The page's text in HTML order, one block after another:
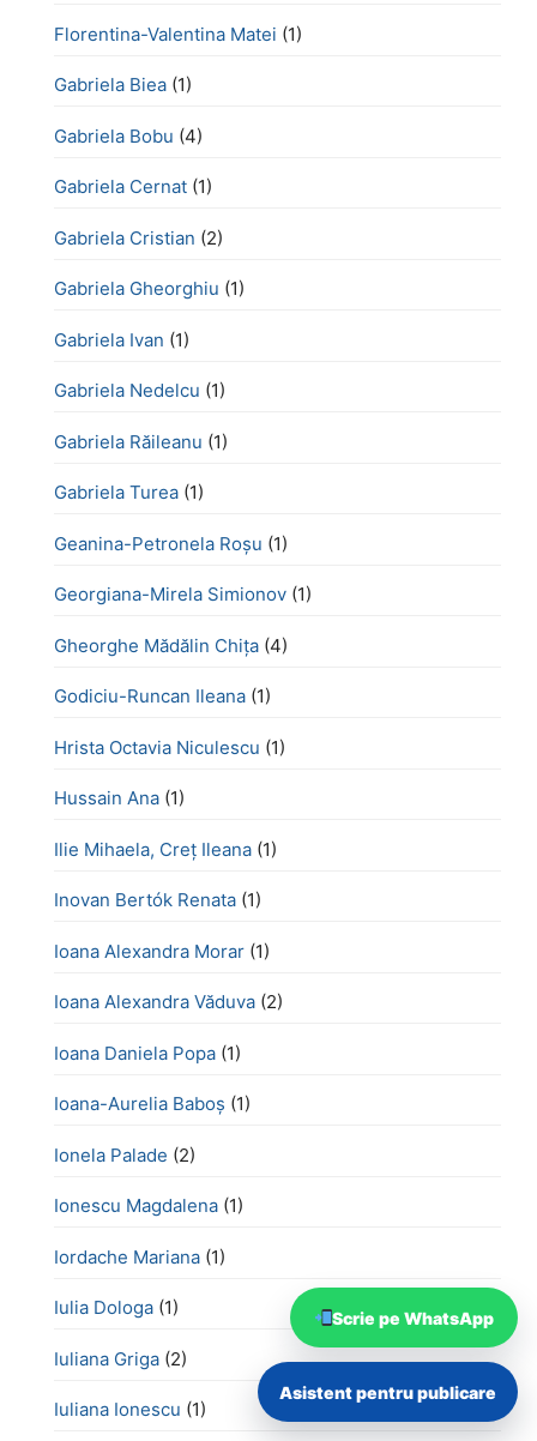
Florentina-Valentina Matei (1)
Gabriela Biea (1)
Gabriela Bobu (4)
Gabriela Cernat (1)
Gabriela Cristian (2)
Gabriela Gheorghiu (1)
Gabriela Ivan (1)
Gabriela Nedelcu (1)
Gabriela Răileanu (1)
Gabriela Turea (1)
Geanina-Petronela Roșu (1)
Georgiana-Mirela Simionov (1)
Gheorghe Mădălin Chiţa (4)
Godiciu-Runcan Ileana (1)
Hrista Octavia Niculescu (1)
Hussain Ana (1)
Ilie Mihaela, Creț Ileana (1)
Inovan Bertók Renata (1)
Ioana Alexandra Morar (1)
Ioana Alexandra Văduva (2)
Ioana Daniela Popa (1)
Ioana-Aurelia Baboș (1)
Ionela Palade (2)
Ionescu Magdalena (1)
Iordache Mariana (1)
Iulia Dologa (1)
Iuliana Griga (2)
Iuliana Ionescu (1)
Scrie pe WhatsApp
Asistent pentru publicare